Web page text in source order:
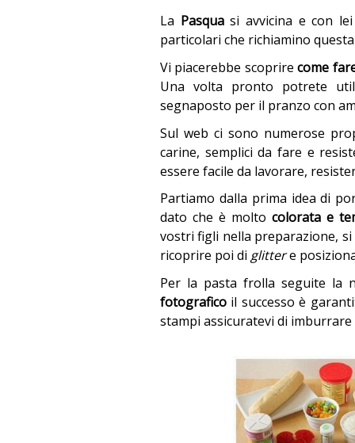
La Pasquasi avvicina e con
particolari che richiamino
Vi piacerebbe scoprirecome
Una volta pronto potrete
segnaposto per il pranzo con
Sul web ci sono numerose
carine, semplici da fare e
essere facile da lavorare,
Partiamo dalla prima idea di
dato che è molto colorata e
vostri figli nella preparazione,
ricoprire poi di glittere
Per la pasta frolla seguite la
fotografico il successo è
stampi assicuratevi di imburrare